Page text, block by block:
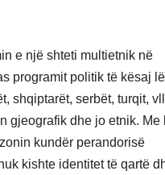
e një shteti multietnik në
programit politik të kësaj
shqiptarët, serbët, turqit,
gjeografik dhe jo etnik. Me
kundër perandorisë
kishte identitet të qartë